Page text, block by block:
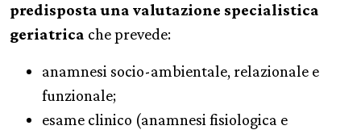
predisposta una valutazione specialistica
geriatrica che prevede:
anamnesi socio-ambientale, relazionale e
funzionale;
esame clinico (anamnesi fisiologica e